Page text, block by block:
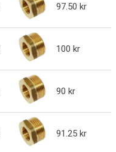
97.50
100
90
91.25